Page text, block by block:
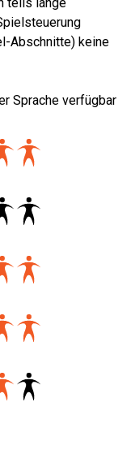
Abschnitte) keine
Sprache verfügbar